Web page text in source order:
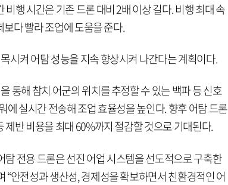
행 시간은 기존 드론 대비 2배 이상 길다. 비행 최대 속
다 빨라 조업에 도움을 준다.
시켜 어탐 성능을 지속 향상시켜 나간다는 계획이다.
통해 참치 어군의 위치를 추정할 수 있는 백파 등 신호
에 실시간 전송해 조업 효율성을 높인다. 향후 어탐 드론
반 비용을 최대 60%까지 절감할 것으로 기대된다.
전용 드론은 선진 어업 시스템을 선도적으로 구축한
“안전성과 생산성, 경제성을 확보하면서 친환경적인 어